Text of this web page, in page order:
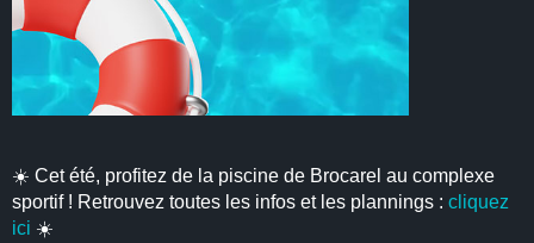
☀️ Cet été, profitez de la piscine de Brocarel au complexe
sportif ! Retrouvez toutes les infos et les plannings :cliquez
ici ☀️